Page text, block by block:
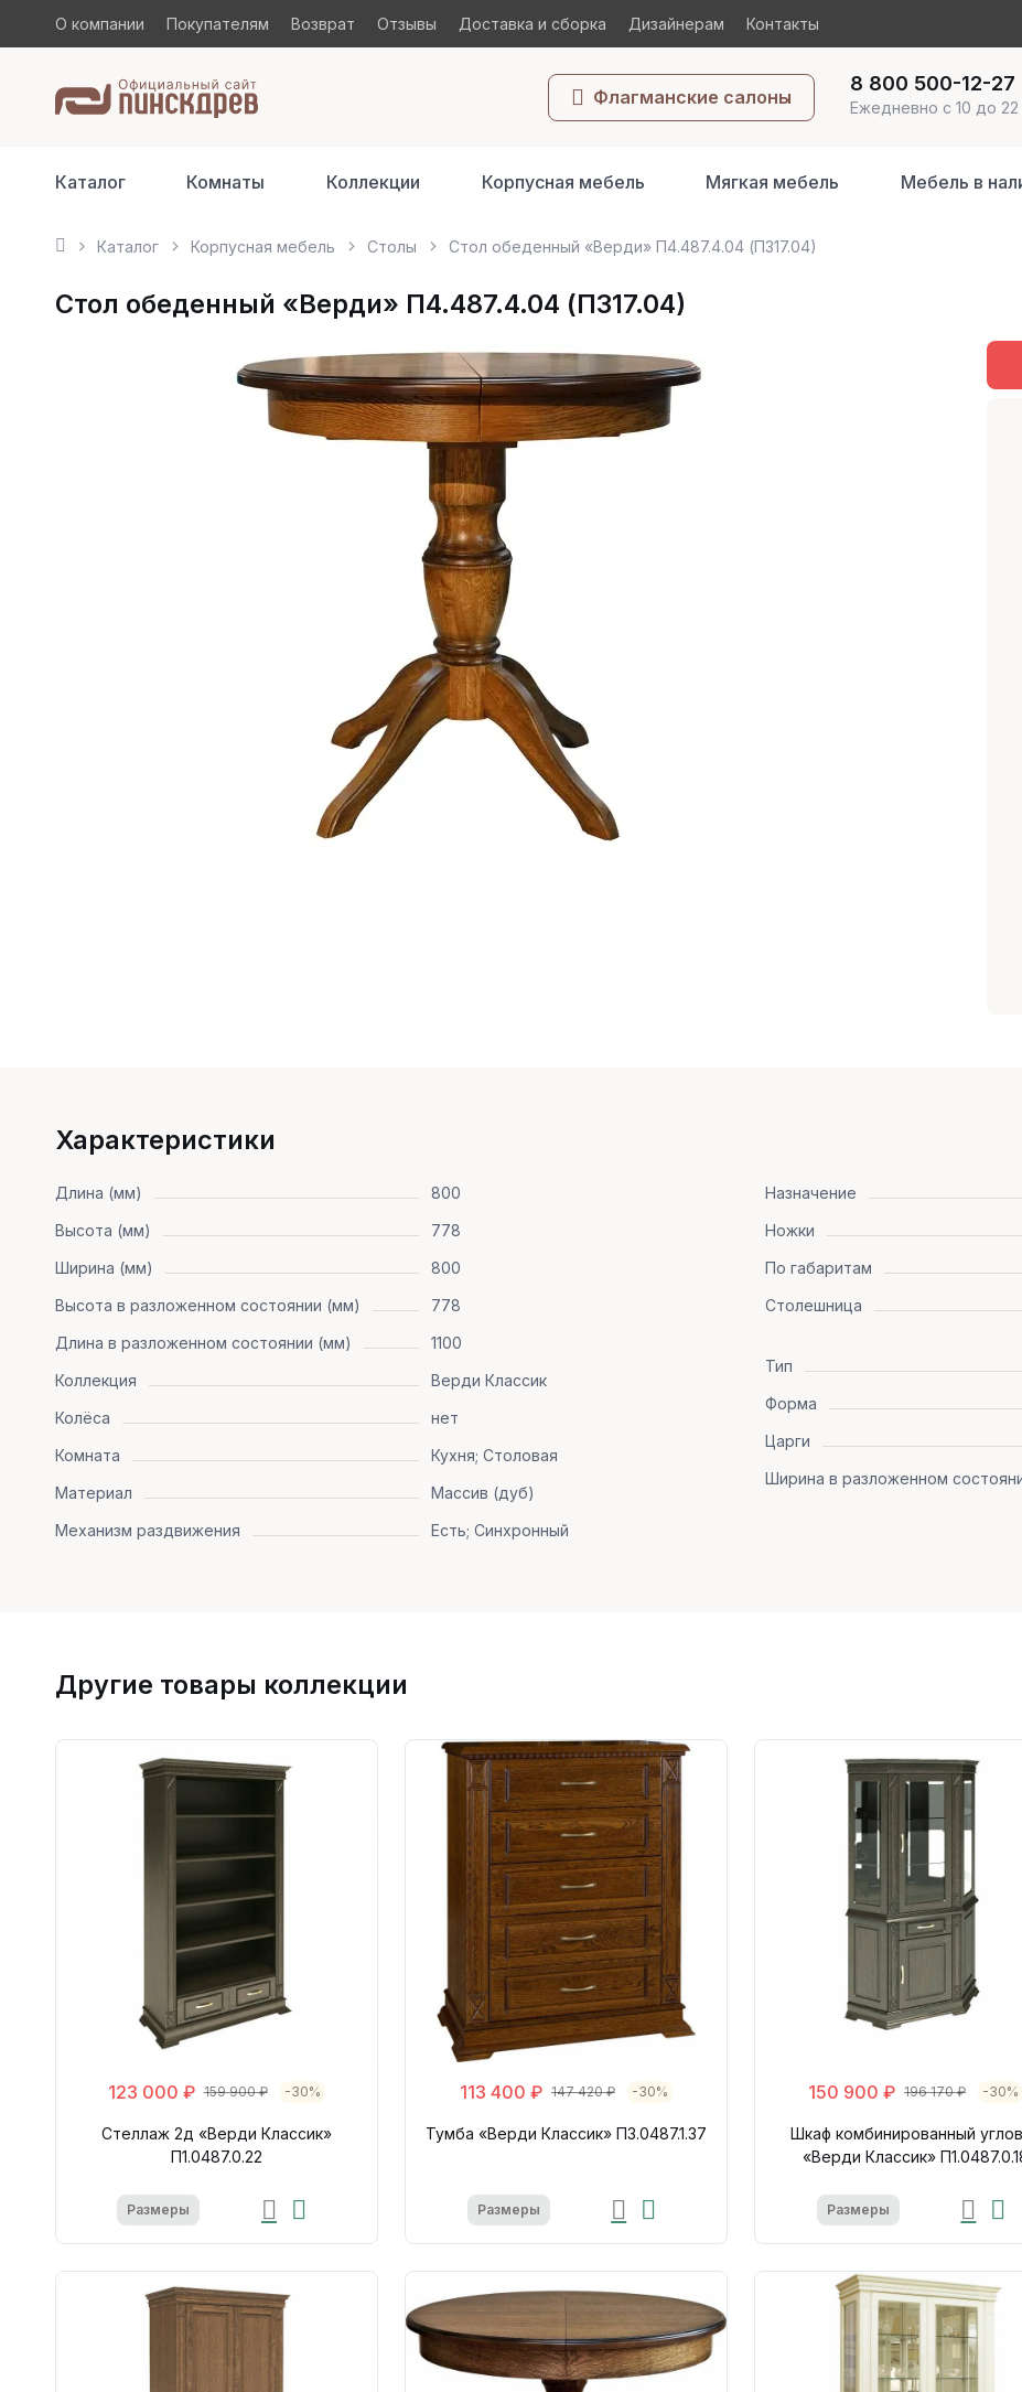
О компании Покупателям Возврат Отзывы Доставка и сборка Дизайнерам Контакты
Флагманские салоны
8 800 500-12-27
Ежедневно с 10 до 22
Каталог Комнаты Коллекции Корпусная мебель Мягкая мебель Мебель в
Каталог Корпусная мебель Столы Стол обеденный «Верди» П4.487.4.04 (П317.04)
Стол обеденный «Верди» П4.487.4.04 (П317.04)
Характеристики
Длина (мм)
800
Высота (мм)
778
Ширина (мм)
800
Высота в разложенном состоянии (мм)
778
Длина в разложенном состоянии (мм)
1100
Коллекция
Верди Классик
Колёса
нет
Комната
Кухня; Столовая
Материал
Массив (дуб)
Механизм раздвижения
Есть; Синхронный
Назначение
Ножки
По габаритам
Столешница
Тип
Форма
Царги
Ширина в разложенном
Другие товары коллекции
123 000 ₽ 159 900 ₽ -30%
Стеллаж 2д «Верди Классик»
П1.0487.0.22
Размеры
113 400 ₽ 147 420 ₽ -30%
Тумба «Верди Классик» П3.0487.1.37
Размеры
150 900 ₽ 196 170 ₽ -30%
Шкаф комбинированный
«Верди Классик»
Размеры